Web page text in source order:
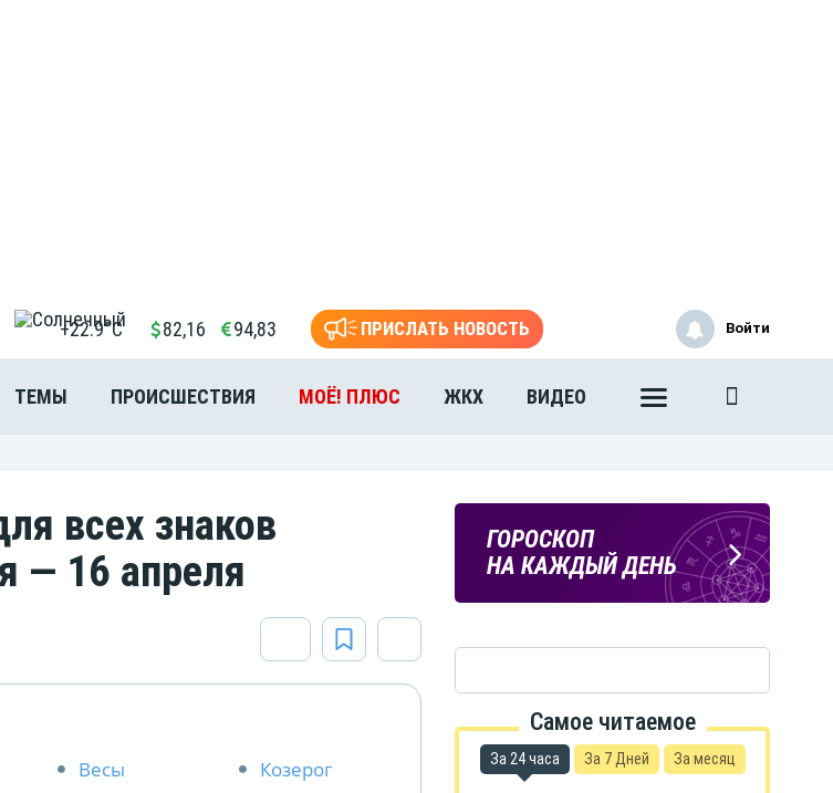
+22.9°C 82,16 94,83 ПРИСЛАТЬ НОВОСТЬ
ТЕМЫ ПРОИСШЕСТВИЯ МОЁ! ПЛЮС ЖКХ ВИДЕО
Войти
всех знаков
— 16 апреля
Весы
Козерог
ГОРОСКОП
НА КАЖДЫЙ ДЕНЬ
ПОГОДА
В БЕЛГОРОДЕ
Подпишись
на тг-канал
«МОЁ! Белгород»
Самое читаемое
За 24 часа За 7 Дней За месяц